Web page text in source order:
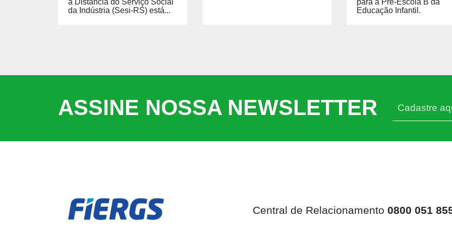
a Distância do Serviço Social
da Indústria (Sesi-RS) está...
para a Pré-Escola B da
Educação Infantil.
ASSINE NOSSA NEWSLETTER
Central de Relacionamento0800 051